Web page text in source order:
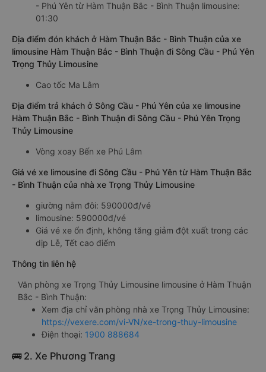
- Phú Yên từ Hàm Thuận Bắc - Bình Thuận limousine:
01:30
Địa điểm đón khách ở Hàm Thuận Bắc - Bình Thuận của xe
limousine Hàm Thuận Bắc - Bình Thuận đi Sông Cầu - Phú Yên
Trọng Thủy Limousine
Cao tốc Ma Lâm
Địa điểm trả khách ở Sông Cầu - Phú Yên của xe limousine
Hàm Thuận Bắc - Bình Thuận đi Sông Cầu - Phú Yên Trọng
Thủy Limousine
Vòng xoay Bến xe Phú Lâm
Giá vé xe limousine đi Sông Cầu - Phú Yên từ Hàm Thuận Bắc
- Bình Thuận của nhà xe Trọng Thủy Limousine
giường nằm đôi: 590000đ/vé
limousine: 590000đ/vé
Giá vé xe ổn định, không tăng giảm đột xuất trong các
dịp Lễ, Tết cao điểm
Thông tin liên hệ
Văn phòng xe Trọng Thủy Limousine limousine ở Hàm Thuận
Bắc - Bình Thuận:
Xem địa chỉ văn phòng nhà xe Trọng Thủy Limousine:
https://vexere.com/vi-VN/xe-trong-thuy-limousine
Điện thoại: 1900 888684
🚌 2. Xe Phương Trang